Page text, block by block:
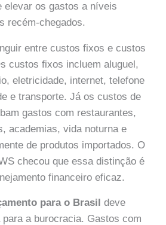
elevar os gastos a níveis
recém-chegados.
entre custos fixos e custos
custos fixos incluem aluguel,
eletricidade, internet, telefone
e transporte. Já os custos de
gastos com restaurantes,
academias, vida noturna e
de produtos importados. O
checou que essa distinção é
financeiro eficaz.
para o Brasil deve
a burocracia. Gastos com